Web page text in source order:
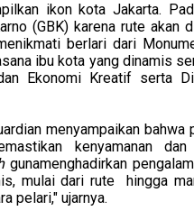
ikon kota Jakarta.
(GBK) karena rute akan
berlari dari
ibu kota yang dinamis
Ekonomi Kreatif serta
menyampaikan bahwa
kenyamanan dan
gunamenghadirkan
mulai dari rute hingga
pelari," ujarnya.